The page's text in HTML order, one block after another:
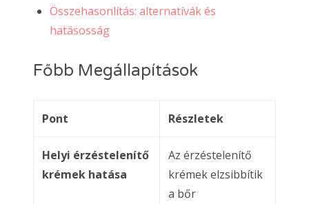
Összehasonlítás: alternatívák és
hatásosság
Főbb Megállapítások
Pont Részletek
Helyi érzéstelenítő
krémek hatása
Az érzéstelenítő
krémek elzsibbítik
a bőr